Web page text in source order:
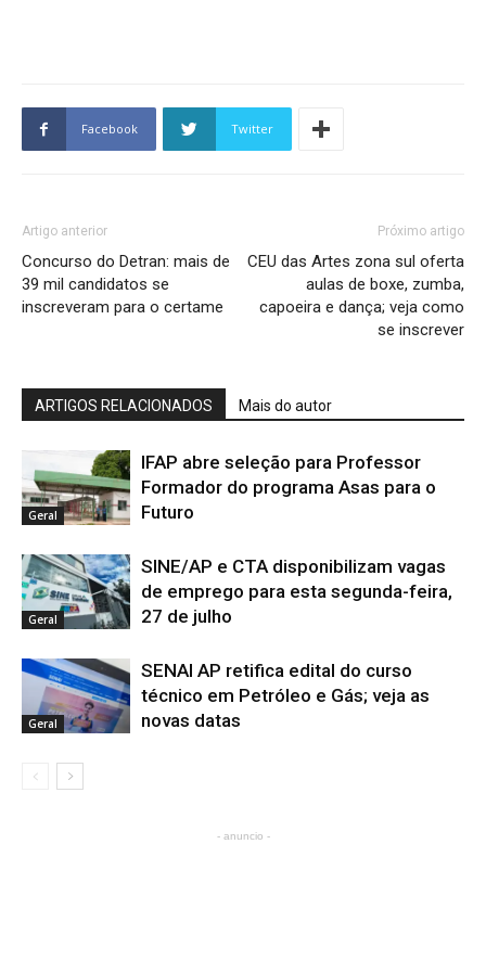
Facebook Twitter
Artigo anterior
Concurso do Detran: mais de
39 mil candidatos se
inscreveram para o certame
Próximo artigo
CEU das Artes zona sul oferta
aulas de boxe, zumba,
capoeira e dança; veja como
se inscrever
ARTIGOS RELACIONADOS Mais do autor
Geral
IFAP abre seleção para Professor
Formador do programa Asas para o
Futuro
Geral
SINE/AP e CTA disponibilizam vagas
de emprego para esta segunda-feira,
27 de julho
Geral
SENAI AP retifica edital do curso
técnico em Petróleo e Gás; veja as
novas datas
- anuncio -